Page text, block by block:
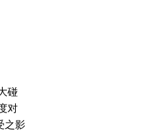
碰
对
之影